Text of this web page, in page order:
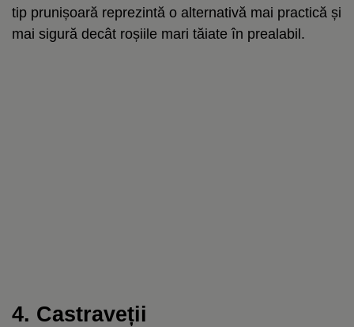
tip prunișoară reprezintă o alternativă mai practică și
mai sigură decât roșiile mari tăiate în prealabil.
4. Castraveții